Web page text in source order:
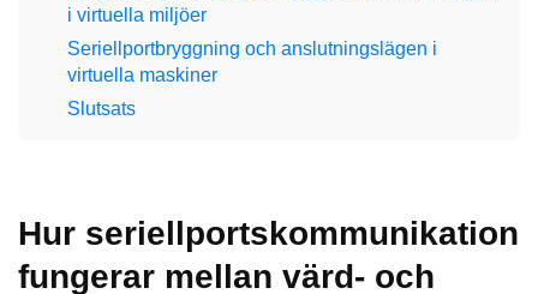
i virtuella miljöer
Seriellportbryggning och anslutningslägen i
virtuella maskiner
Slutsats
Hur seriellportskommunikation
fungerar mellan värd- och